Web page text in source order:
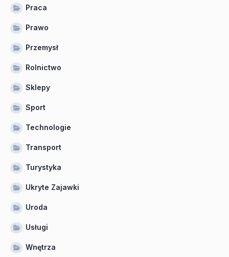
Praca
Prawo
Przemysł
Rolnictwo
Sklepy
Sport
Technologie
Transport
Turystyka
Ukryte Zajawki
Uroda
Usługi
Wnętrza